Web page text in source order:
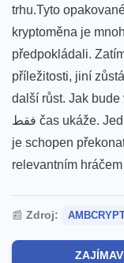
trhu.Tyto
kryptoměna je
předpokládali.⁢
‌příležitosti, jiní
další růst. ‌Jak bude
فقط ‌čas ukáže. Jedno je však jisté – Bitcoin již dokázal, že
je schopen
relevantním⁢
📰 Zdroj: